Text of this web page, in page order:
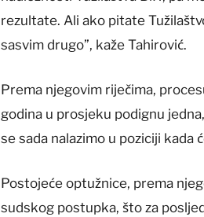
rezultate. Ali ako pitate
sasvim drugo”, kaže Tahirović.
Prema njegovim riječima,
godina u prosjeku podignu
se sada nalazimo u poziciji kada
Postojeće optužnice, prema
sudskog postupka, što za